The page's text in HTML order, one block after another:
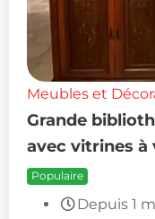
Meubles et
Grande
avec vitrines à
Populaire
Depuis 1